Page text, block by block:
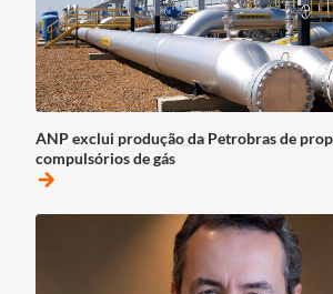
ANP exclui produção da Petrobras de
compulsórios de gás
arrow_forward